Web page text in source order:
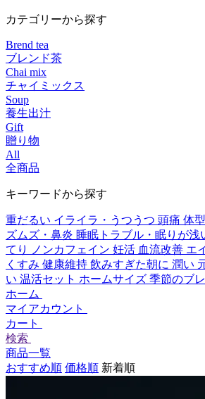
カテゴリーから探す
Brend tea
ブレンド茶
Chai mix
チャイミックス
Soup
養生出汁
Gift
贈り物
All
全商品
キーワードから探す
重だるい イライラ・うつうつ 頭痛 体
ズムズ・鼻炎 睡眠トラブル・眠りが浅
てり
ノンカフェイン 妊活 血流改善 エ
くすみ 健康維持 飲みすぎた朝に 潤い
い 温活セット ホームサイズ 季節のブ
ホーム
マイアカウント
カート
検索
商品一覧
おすすめ順 価格順 新着順